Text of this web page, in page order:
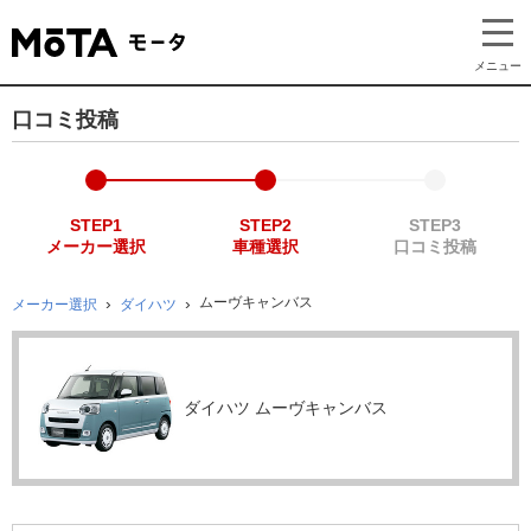
メニュー
口コミ投稿
STEP1
メーカー選択
STEP2
車種選択
STEP3
口コミ投稿
メーカー選択 ダイハツ ムーヴキャンバス
ダイハツ ムーヴキャンバス